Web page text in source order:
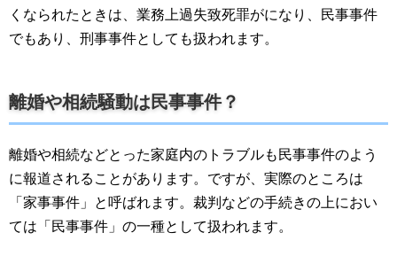
くなられたときは、業務上過失致死罪がになり、民事事件
でもあり、刑事事件としても扱われます。
離婚や相続騒動は民事事件？
離婚や相続などとった家庭内のトラブルも民事事件のよう
に報道されることがあります。ですが、実際のところは
「家事事件」と呼ばれます。裁判などの手続きの上におい
ては「民事事件」の一種として扱われます。